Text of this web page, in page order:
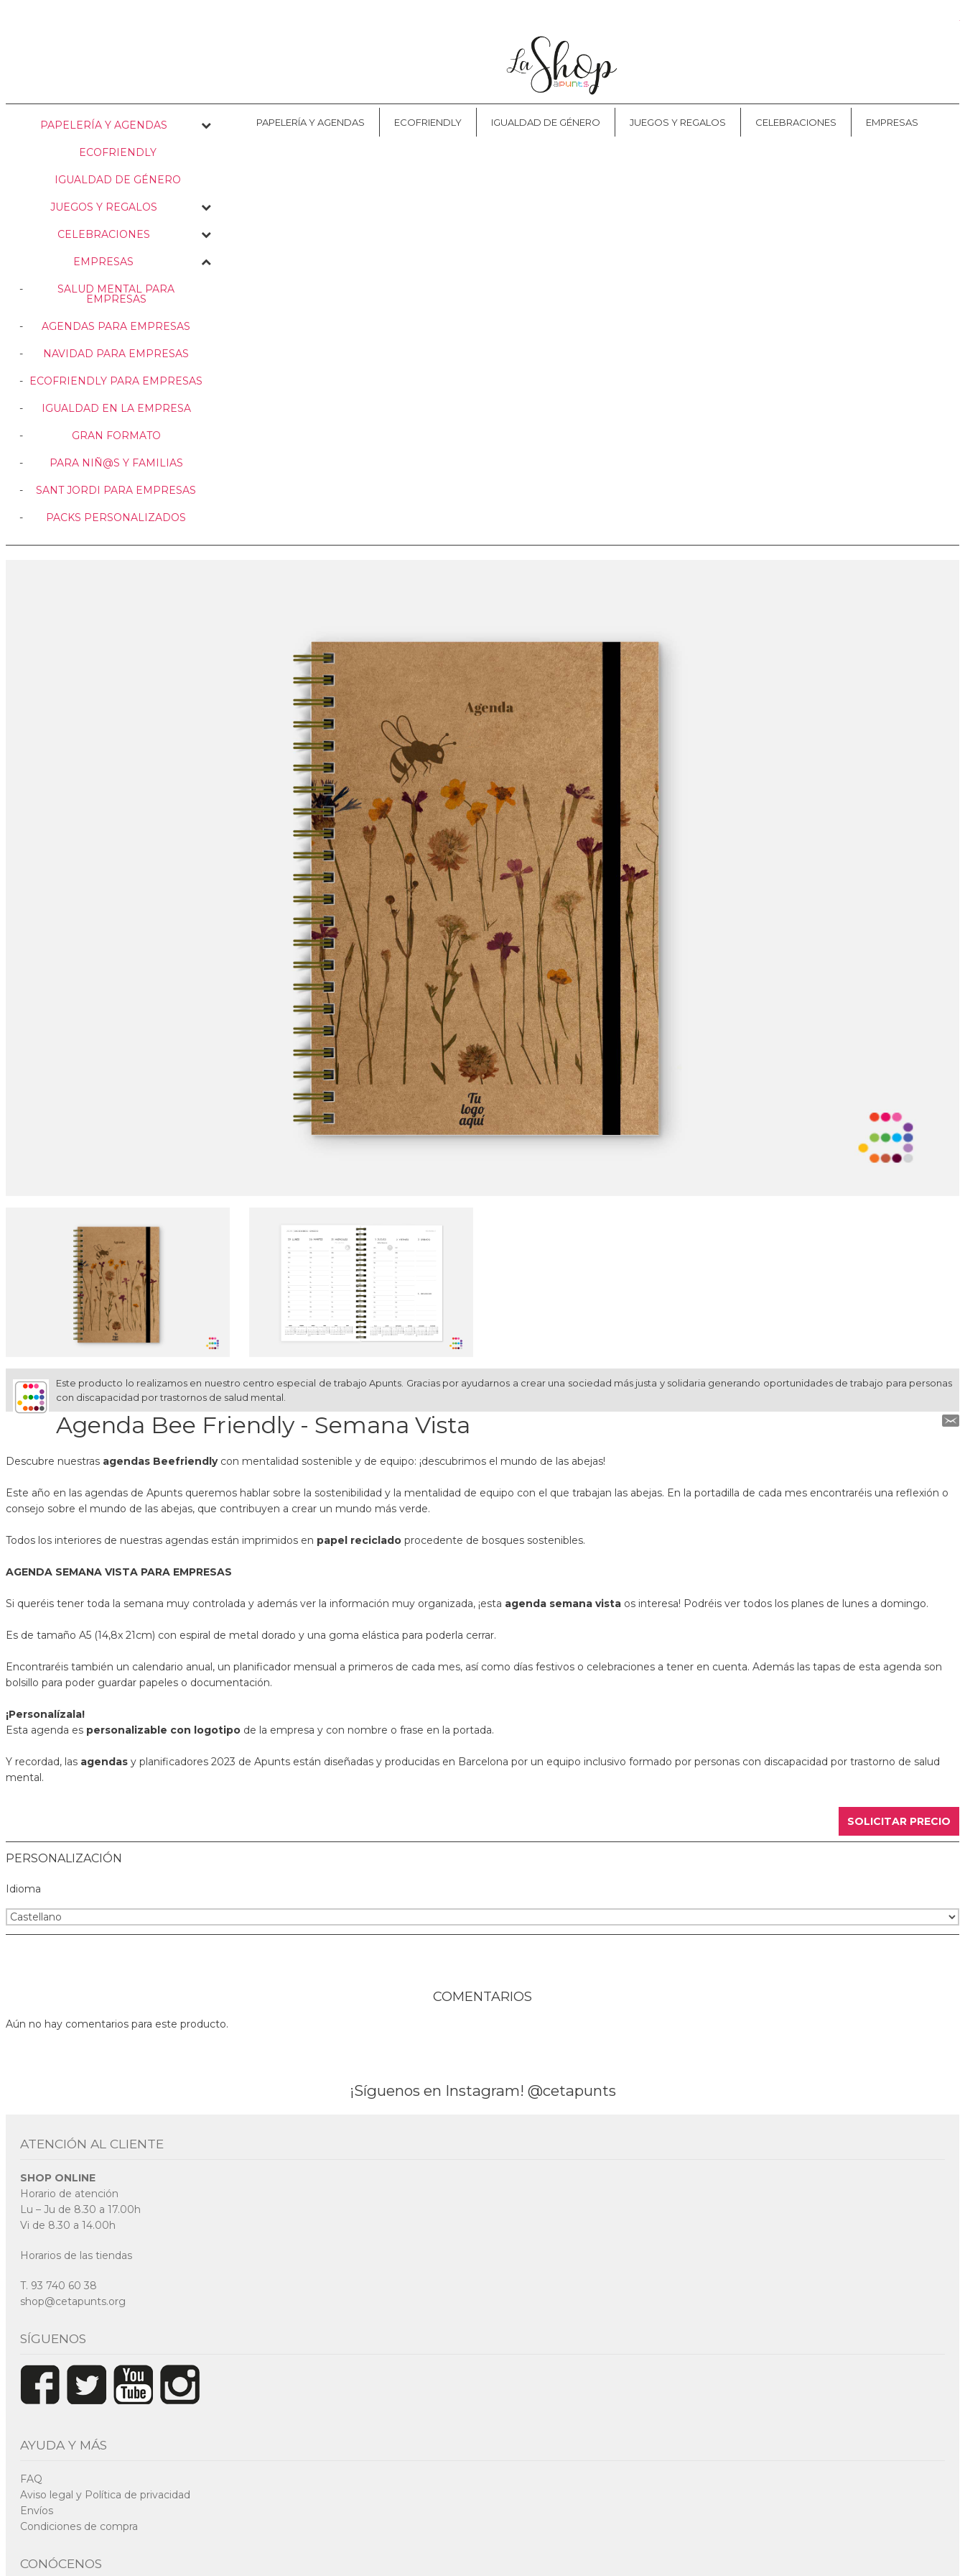
PAPELERÍA Y AGENDAS ECOFRIENDLY IGUALDAD DE GÉNERO JUEGOS Y REGALOS CELEBRACIONES EMPRESAS
PAPELERÍA Y AGENDAS
ECOFRIENDLY
IGUALDAD DE GÉNERO
JUEGOS Y REGALOS
CELEBRACIONES
EMPRESAS
SALUD MENTAL PARA
EMPRESAS
AGENDAS PARA EMPRESAS
NAVIDAD PARA EMPRESAS
ECOFRIENDLY PARA EMPRESAS
IGUALDAD EN LA EMPRESA
GRAN FORMATO
PARA NIÑ@S Y FAMILIAS
SANT JORDI PARA EMPRESAS
PACKS PERSONALIZADOS
Este producto lo realizamos en nuestro centro especial de trabajo Apunts. Gracias por ayudarnos a crear una sociedad más justa y solidaria generando oportunidades de trabajo para personas
con discapacidad por trastornos de salud mental.
Agenda Bee Friendly - Semana Vista
Descubre nuestras agendas Beefriendly con mentalidad sostenible y de equipo: ¡descubrimos el mundo de las abejas!
Este año en las agendas de Apunts queremos hablar sobre la sostenibilidad y la mentalidad de equipo con el que trabajan las abejas. En la portadilla de cada mes encontraréis una reflexión o
consejo sobre el mundo de las abejas, que contribuyen a crear un mundo más verde.
Todos los interiores de nuestras agendas están imprimidos en papel reciclado procedente de bosques sostenibles.
AGENDA SEMANA VISTA PARA EMPRESAS
Si queréis tener toda la semana muy controlada y además ver la información muy organizada, ¡esta agenda semana vista os interesa! Podréis ver todos los planes de lunes a domingo.
Es de tamaño A5 (14,8x 21cm) con espiral de metal dorado y una goma elástica para poderla cerrar.
Encontraréis también un calendario anual, un planificador mensual a primeros de cada mes, así como días festivos o celebraciones a tener en cuenta. Además las tapas de esta agenda son
bolsillo para poder guardar papeles o documentación.
¡Personalízala!
Esta agenda es personalizable con logotipo de la empresa y con nombre o frase en la portada.
Y recordad, las agendas y planificadores 2023 de Apunts están diseñadas y producidas en Barcelona por un equipo inclusivo formado por personas con discapacidad por trastorno de salud
mental.
SOLICITAR PRECIO
PERSONALIZACIÓN
Idioma
COMENTARIOS
Aún no hay comentarios para este producto.
¡Síguenos en Instagram! @cetapunts
ATENCIÓN AL CLIENTE
SHOP ONLINE
Horario de atención
Lu – Ju de 8.30 a 17.00h
Vi de 8.30 a 14.00h
Horarios de las tiendas
T. 93 740 60 38
shop@cetapunts.org
SÍGUENOS
AYUDA Y MÁS
FAQ
Aviso legal y Política de privacidad
Envíos
Condiciones de compra
CONÓCENOS